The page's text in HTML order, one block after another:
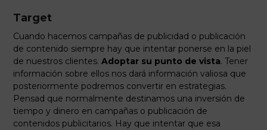
Target
Cuando hacemos campañas de publicidad o publicación
de contenido siempre hay que intentar ponerse en la piel
de nuestros clientes.Adoptar su punto de vista. Tener
información sobre ellos nos dará información valiosa que
posteriormente podremos convertir en estrategias.
Pensad que normalmente destinamos una inversión de
tiempo y dinero en campañas o publicación de
contenidos publicitarios. Hay que intentar que esa